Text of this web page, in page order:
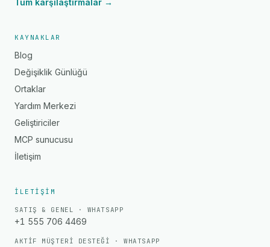
Tüm karşılaştırmalar →
KAYNAKLAR
Blog
Değişiklik Günlüğü
Ortaklar
Yardım Merkezi
Geliştiriciler
MCP sunucusu
İletişim
İLETIŞIM
SATIŞ & GENEL · WHATSAPP
+1 555 706 4469
AKTIF MÜŞTERI DESTEĞI · WHATSAPP